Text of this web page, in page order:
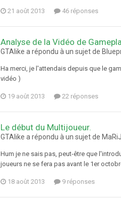
21 août 2013 46 réponses
Analyse de la Vidéo de
GTAlike a répondu à un sujet de
Ha merci, je l'attendais depuis que le
vidéo )
19 août 2013 22 réponses
Le début du Multijoueur.
GTAlike a répondu à un sujet de
Hum je ne sais pas, peut-être que
joueurs ne se fera pas avant le 1er
18 août 2013 9 réponses